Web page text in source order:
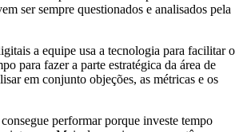
ser sempre questionados e analisados pela
a equipe usa a tecnologia para facilitar o
para fazer a parte estratégica da área de
em conjunto objeções, as métricas e os
performar porque investe tempo